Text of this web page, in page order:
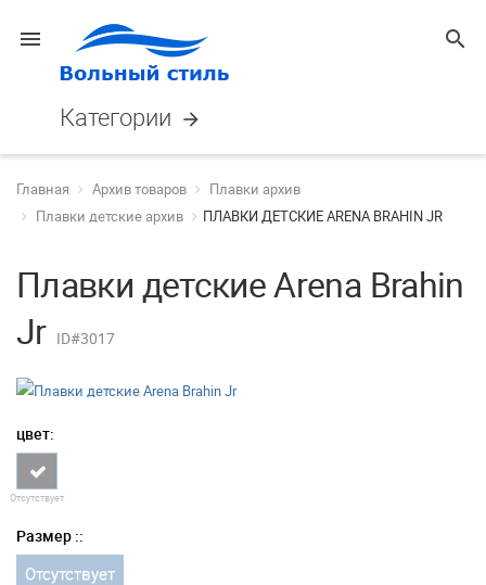
menu search
Категории arrow_forward
Главная Архив товаров
Плавки архив
Плавки детские архив
ПЛАВКИ ДЕТСКИЕ ARENA BRAHIN JR
Плавки детские Arena Brahin
Jr ID#3017
цвет:
Отсутствует
Размер ::
Отсутствует